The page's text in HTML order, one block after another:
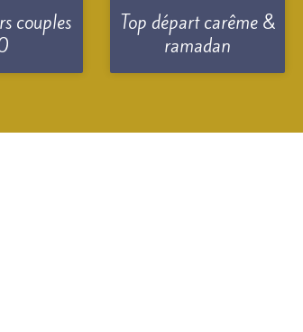
couples
Top départ carême &
ramadan